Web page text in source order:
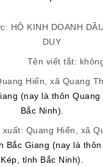
HỘ KINH DOANH
DUY
Tên viết tắt:
Hiển ,xã Quang
(nay là thôn
Bắc Ninh)
xuất: Quang Hiển xã
Bắc Giang (nay là
Kép, tỉnh Bắc Ninh)